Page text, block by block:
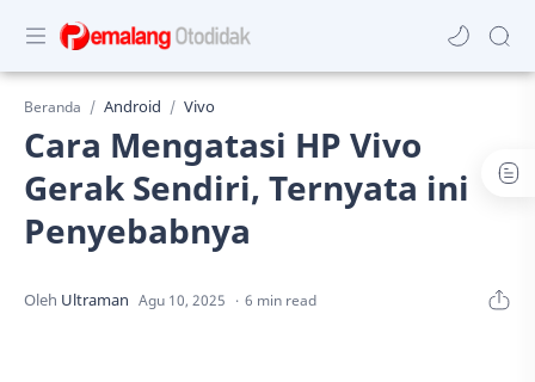
Beranda Android Vivo
Cara Mengatasi HP Vivo
Gerak Sendiri, Ternyata ini
Penyebabnya
6 min read